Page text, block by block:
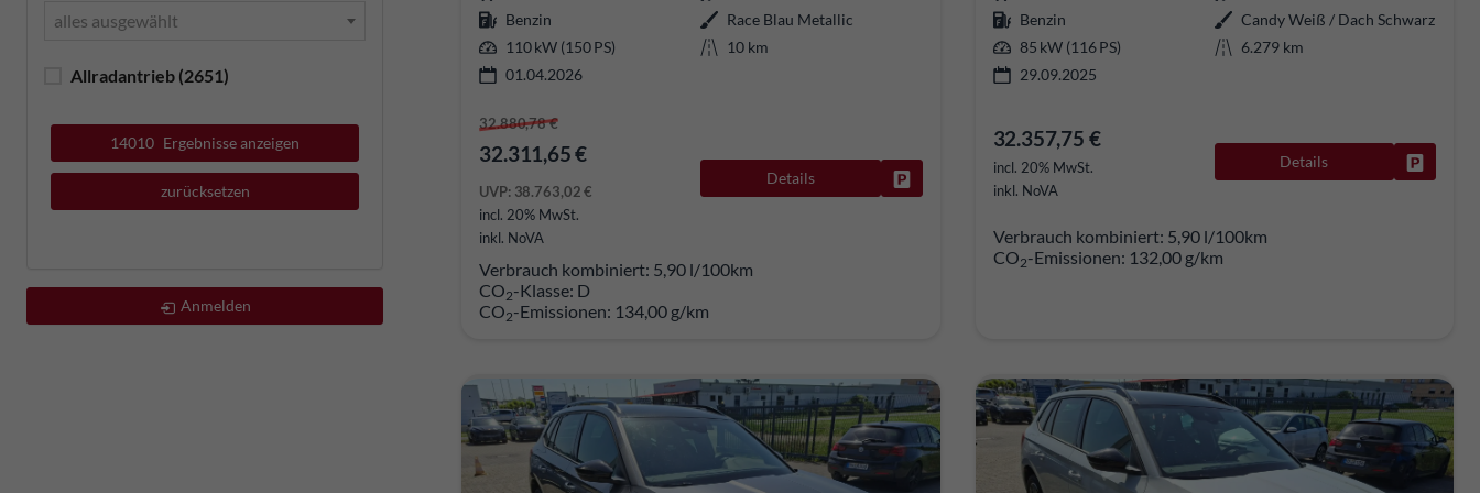
Benzin
Race Blau Metallic
110 kW (150 PS)
10 km
01.04.2026
32.880,78 €
32.311,65 €
UVP: 38.763,02 €
incl. 20% MwSt.
inkl. NoVA
Details Fahrzeug parken
Verbrauch kombiniert: 5,90 l/100km
CO2-Klasse: D
CO2-Emissionen: 134,00 g/km
Benzin
Candy Weiß / Dach Schwarz
85 kW (116 PS)
6.279 km
29.09.2025
32.357,75 €
incl. 20% MwSt.
inkl. NoVA
Details
Verbrauch kombiniert: 5,90 l/100km
CO2-Emissionen: 132,00 g/km
alles ausgewählt
Allradantrieb (2651)
14010 Ergebnisse anzeigen
zurücksetzen
Anmelden